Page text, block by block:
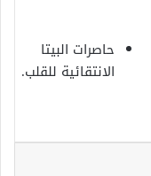
حاصرات البيتا
الانتقائية للقلب.